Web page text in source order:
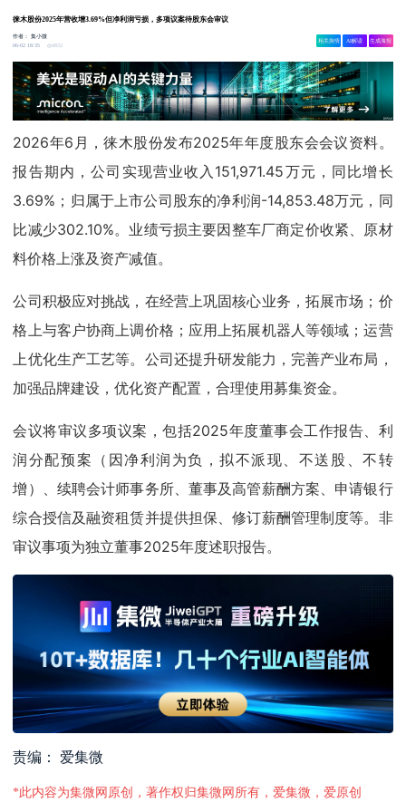
徕木股份2025年营收增3.69%但净利润亏损，多项议案待股东会审议
作者：集小微
06-02 18:35
4832
相关舆情 AI解读 生成海报
2026年6月，徕木股份发布2025年年度股东会会议资料。
报告期内，公司实现营业收入151,971.45万元，同比增长
3.69%；归属于上市公司股东的净利润-14,853.48万元，同
比减少302.10%。业绩亏损主要因整车厂商定价收紧、原材
料价格上涨及资产减值。
公司积极应对挑战，在经营上巩固核心业务，拓展市场；价
格上与客户协商上调价格；应用上拓展机器人等领域；运营
上优化生产工艺等。公司还提升研发能力，完善产业布局，
加强品牌建设，优化资产配置，合理使用募集资金。
会议将审议多项议案，包括2025年度董事会工作报告、利
润分配预案（因净利润为负，拟不派现、不送股、不转
增）、续聘会计师事务所、董事及高管薪酬方案、申请银行
综合授信及融资租赁并提供担保、修订薪酬管理制度等。非
审议事项为独立董事2025年度述职报告。
责编： 爱集微
*此内容为集微网原创，著作权归集微网所有，爱集微，爱原创